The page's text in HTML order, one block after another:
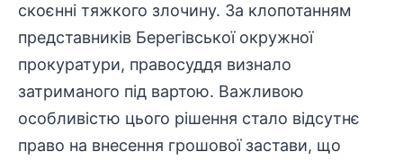
скоєнні тяжкого злочину. За клопотанням
представників Берегівської окружної
прокуратури, правосуддя визнало
затриманого під вартою. Важливою
особливістю цього рішення стало відсутнє
право на внесення грошової застави, що